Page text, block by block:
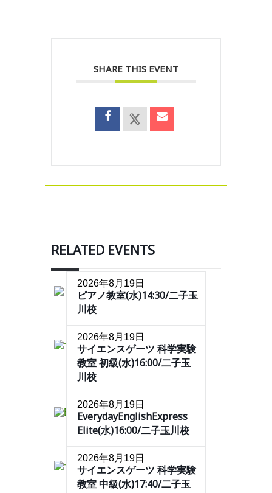
SHARE THIS EVENT
RELATED EVENTS
2026年8月19日
ピアノ教室(水)14:30/二子玉
川校
2026年8月19日
サイエンスゲーツ 科学実験
教室 初級(水)16:00/二子玉
川校
2026年8月19日
EverydayEnglishExpress
Elite(水)16:00/二子玉川校
2026年8月19日
サイエンスゲーツ 科学実験
教室 中級(水)17:40/二子玉